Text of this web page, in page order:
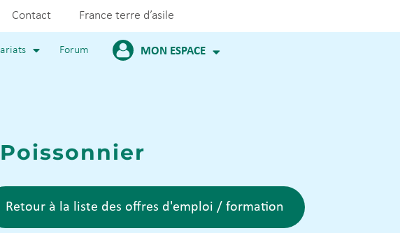
Contact France terre d’asile
Forum MON ESPACE
Retour à la liste des offres d'emploi / formation